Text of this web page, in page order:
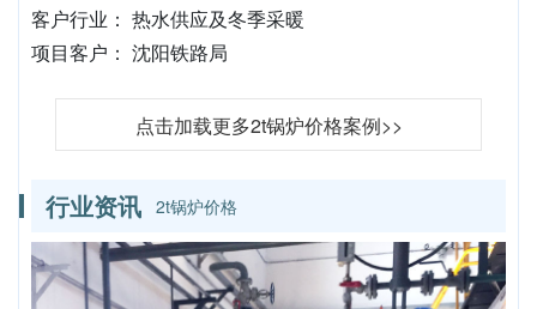
客户行业： 热水供应及冬季采暖
项目客户： 沈阳铁路局
点击加载更多2t锅炉价格案例>>
行业资讯 2t锅炉价格